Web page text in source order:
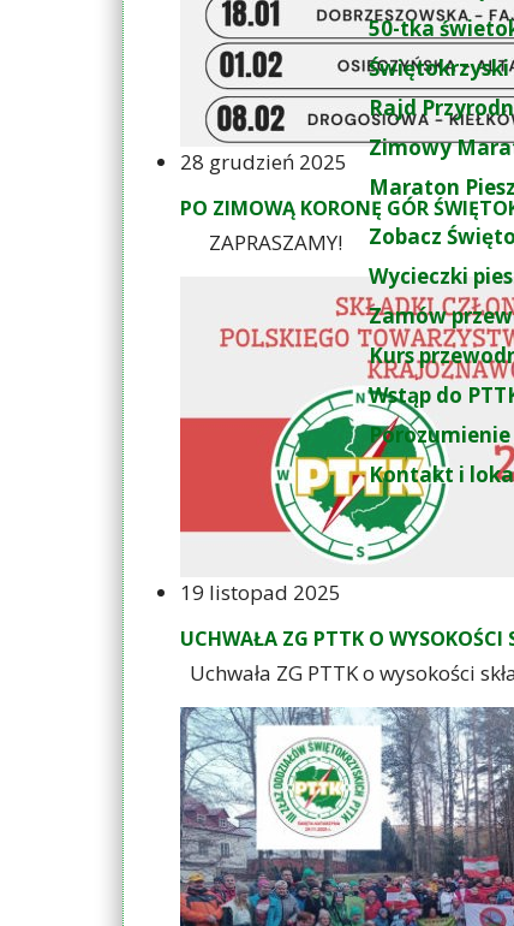
25-tka
50-tka
Rajd
Zimowy
Maraton
Zobacz
Wycieczki
Zamów
Kurs
Wstąp do
Porozumienie
Kontakt i
28 grudzień 2025
PO ZIMOWĄ KORONĘ GÓR
19 listopad 2025
UCHWAŁA ZG PTTK O WYSOKOŚCI
Uchwała ZG PTTK o wysokości